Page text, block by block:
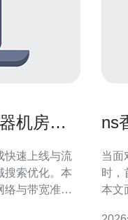
机房完
快速上线与流
搜索优化。本
络与带宽准
ns
当面
时，
本文